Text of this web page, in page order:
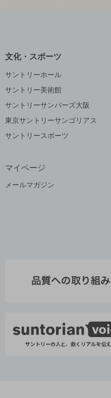
文化・スポーツ
サントリーホール
サントリー美術館
サントリーサンバーズ大阪
東京サントリーサンゴリアス
サントリースポーツ
マイページ
メールマガジン